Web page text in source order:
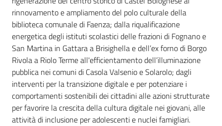
Seguici
su
rinnovamento e ampliamento del polo culturale della
biblioteca comunale di Faenza; dalla riqualificazione
energetica degli istituti scolastici delle frazioni di Fognano e
San Martina in Gattara a Brisighella e dell’ex forno di Borgo
Rivola a Riolo Terme all'efficientamento dell’illuminazione
pubblica nei comuni di Casola Valsenio e Solarolo; dagli
interventi per la transizione digitale e per potenziare i
comportamenti sostenibili dei cittadini alle azioni strutturate
per favorire la crescita della cultura digitale nei giovani, alle
attività di inclusione per adolescenti e nuclei famigliari.